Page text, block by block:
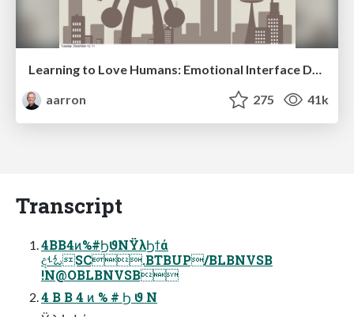
aarron
275 41k
Transcript
4BB4ͷ%#ϦϑΝΫλϦϯά
දࢀಓSC.BTBUP/BLBNVSB
!N@OBLBNVSB
4 B B 4 ͷ % # Ϧ ϑ Ν